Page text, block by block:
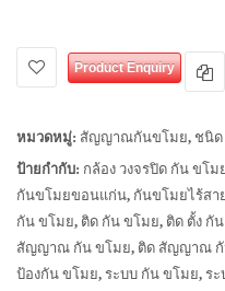
Product Enquiry
หมวดหมู่: สัญญาณกันขโมย, ชนิด
ป้ายกำกับ: กล้อง วงจรปิด กัน ขโม
กันขโมยขอนแก่น, กันขโมยไร้สา
กัน ขโมย, ติด กัน ขโมย, ติด ตั้ง กั
สัญญาณ กัน ขโมย, ติด สัญญาณ กั
ป้องกัน ขโมย, ระบบ กัน ขโมย, ระ